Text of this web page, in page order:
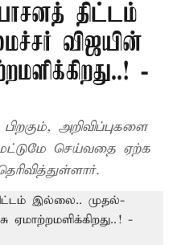
திட்டம்
விஜயின்
-
அறிவிப்புகளை
செய்வதை ஏற்க